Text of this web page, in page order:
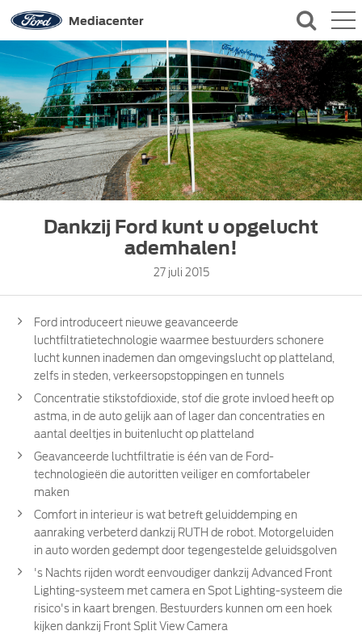
Mediacenter
CONTACT
Dankzij Ford kunt u opgelucht
ademhalen!
27 juli 2015
Ford introduceert nieuwe geavanceerde
luchtfiltratietechnologie waarmee bestuurders schonere
lucht kunnen inademen dan omgevingslucht op platteland,
zelfs in steden, verkeersopstoppingen en tunnels
Concentratie stikstofdioxide, stof die grote invloed heeft op
astma, in de auto gelijk aan of lager dan concentraties en
aantal deeltjes in buitenlucht op platteland
Geavanceerde luchtfiltratie is één van de Ford-
technologieën die autoritten veiliger en comfortabeler
maken
Comfort in interieur is wat betreft geluiddemping en
aanraking verbeterd dankzij RUTH de robot. Motorgeluiden
in auto worden gedempt door tegengestelde geluidsgolven
's Nachts rijden wordt eenvoudiger dankzij Advanced Front
Lighting-systeem met camera en Spot Lighting-systeem die
risico's in kaart brengen. Bestuurders kunnen om een hoek
kijken dankzij Front Split View Camera